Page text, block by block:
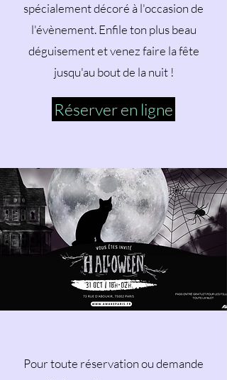
spécialement décoré à l'occasion de
l'évènement. Enfile ton plus beau
déguisement et venez faire la fête
jusqu'au bout de la nuit !
Réserver en ligne
Pour toute réservation ou demande